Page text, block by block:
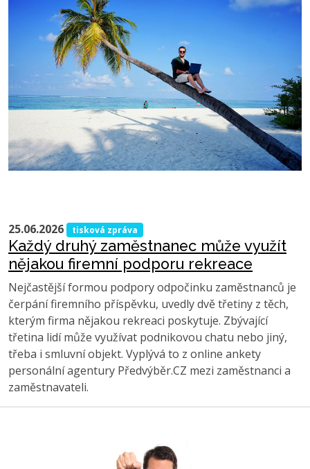
25.06.2026 tisková zpráva
Každý druhý zaměstnanec může využít
nějakou firemní podporu rekreace
Nejčastější formou podpory odpočinku zaměstnanců je
čerpání firemního příspěvku, uvedly dvě třetiny z těch,
kterým firma nějakou rekreaci poskytuje. Zbývající
třetina lidí může využívat podnikovou chatu nebo jiný,
třeba i smluvní objekt. Vyplývá to z online ankety
personální agentury Předvýběr.CZ mezi zaměstnanci a
zaměstnavateli.